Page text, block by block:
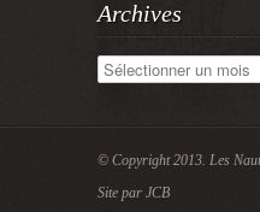
Archives
Archives
© Copyright 2013. Les
Site par JCB